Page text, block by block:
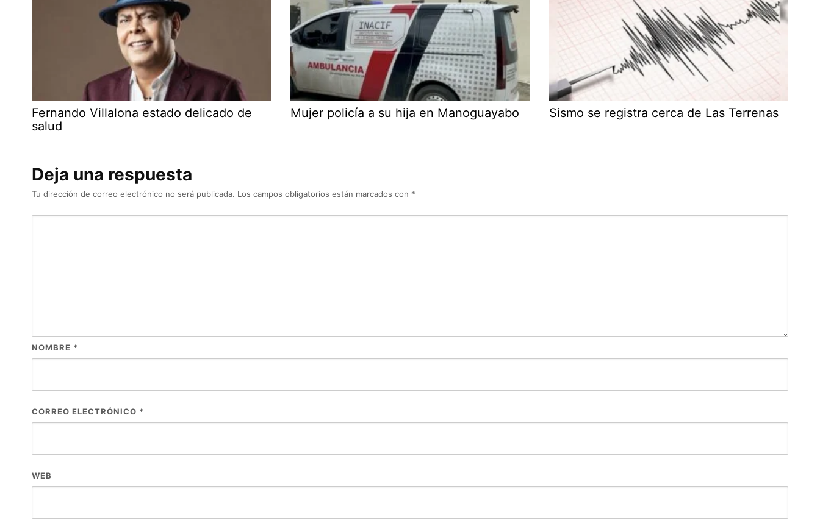
Fernando Villalona estado delicado de
salud
Mujer policía a su hija en Manoguayabo Sismo se registra cerca de Las Terrenas
Deja una respuesta
Tu dirección de correo electrónico no será publicada. Los campos obligatorios están marcados con *
NOMBRE *
CORREO ELECTRÓNICO *
WEB